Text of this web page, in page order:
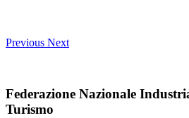
Previous Next
Federazione Nazionale
Turismo